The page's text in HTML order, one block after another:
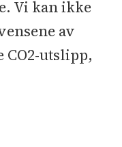
Vi kan ikke
av
CO2-utslipp,